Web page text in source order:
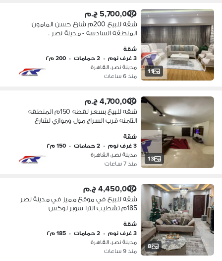
11
5,700,000 ج.م
شقه للبيع 200م شارع حسن المامون
المنطقه السادسه - مدينة نصر .
شقة
3 غرف نوم
• 2 حمامات • 200 م٢
مدينة نصر، القاهرة
منذ 6 ساعات
13
4,700,000 ج.م
شقه للبيع بسعر لقطه 150م المنطقه
الثامنه قرب السراج مول وموازي لشارع
شقة
3 غرف نوم
• 2 حمامات • 150 م٢
مدينة نصر، القاهرة
منذ 7 ساعات
8
4,450,000 ج.م
شقه للبيع في موقع مميز في مدينة نصر
185م تشطيب الترا سوبر لوكس
شقة
3 غرف نوم
• 2 حمامات • 185 م٢
مدينة نصر، القاهرة
منذ 9 ساعات